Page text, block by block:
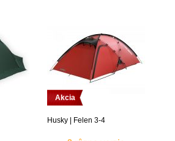
Akcia
Husky | Felen 3-4